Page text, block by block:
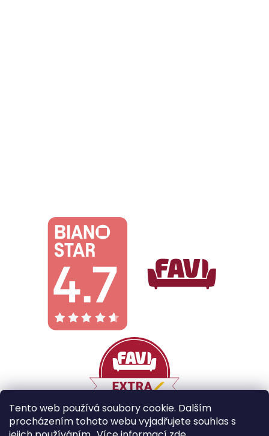
Tento web používá soubory cookie. Dalším
procházením tohoto webu vyjadřujete souhlas s